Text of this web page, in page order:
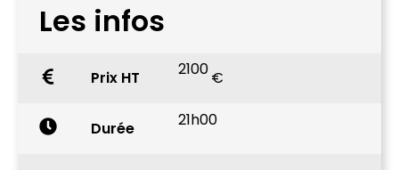
Les infos
Prix HT 2100€
Durée 21h00